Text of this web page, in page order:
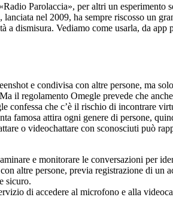
Parolaccia», per altri un esperimento
nel 2009, ha sempre riscosso un
dismisura. Vediamo come usarla, da
e condivisa con altre persone, ma
regolamento Omegle prevede che
confessa che c’è il rischio di incontrare
famosa attira ogni genere di persone,
o videochattare con sconosciuti può
e monitorare le conversazioni per
altre persone, previa registrazione di un
sicuro.
di accedere al microfono e alla